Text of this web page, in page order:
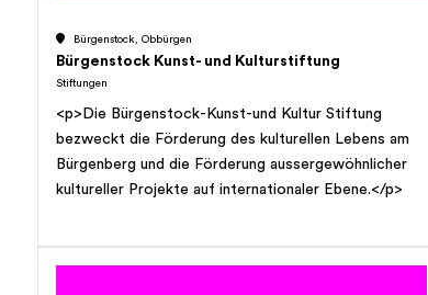
Herausgabe oder Mitfinanzierung von
Druckerzeugnissen über Fauna und Flora in
von Bemühungen aller Art, die sich mit dem
Interessenkreis von Bildhauer Hans von Matt sel.
decken, durch Beiträge.
Bürgenstock, Obbürgen
Bürgenstock Kunst- und Kulturstiftung
Stiftungen
<p>Die Bürgenstock-Kunst-und Kultur Stiftung
bezweckt die Förderung des kulturellen Lebens am
Bürgenberg und die Förderung aussergewöhnlicher
kultureller Projekte auf internationaler Ebene.</p>